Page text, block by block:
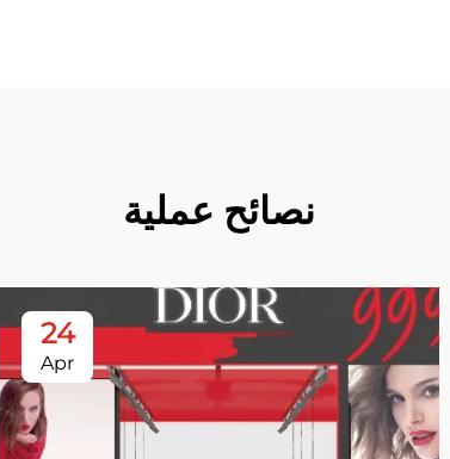
نصائح عملية
24
Apr